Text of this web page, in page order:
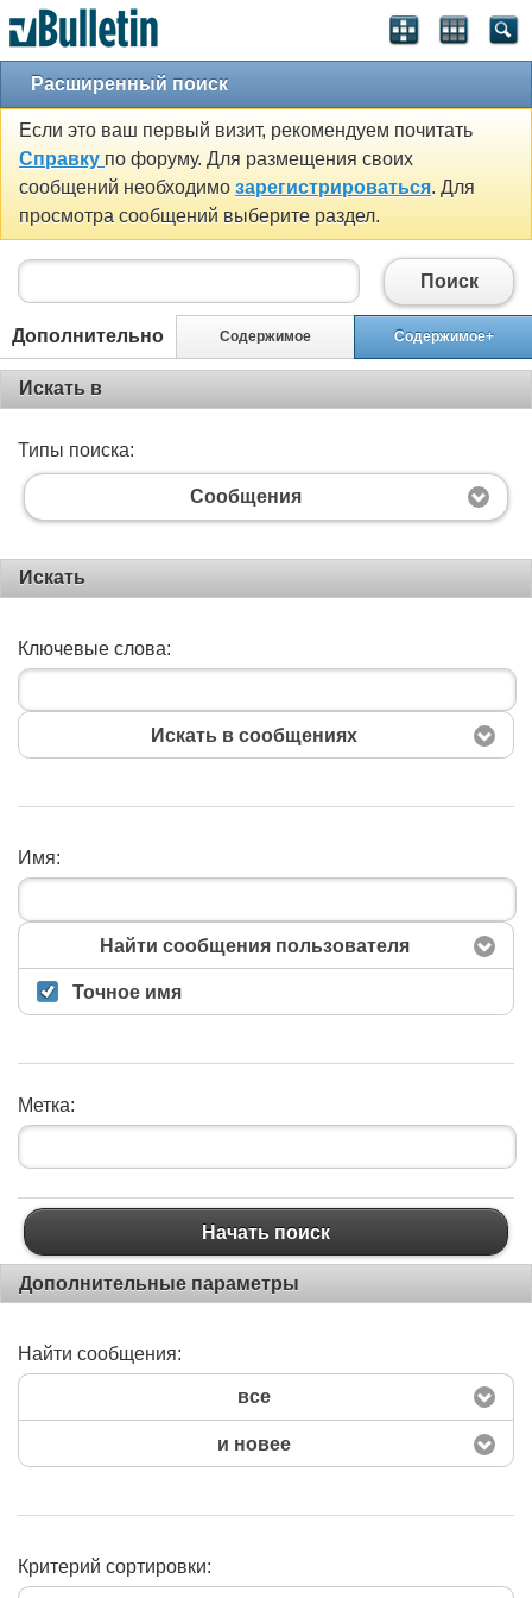
Расширенный поиск
Если это ваш первый визит, рекомендуем почитать
Справку по форуму. Для размещения своих
сообщений необходимо зарегистрироваться. Для
просмотра сообщений выберите раздел.
Поиск
Дополнительно Содержимое Содержимое+
Искать в
Типы поиска:
Сообщения
Искать
Ключевые слова:
Искать в сообщениях
Имя:
Найти сообщения пользователя
Точное имя
Метка:
Начать поиск
Дополнительные параметры
Найти сообщения:
все
и новее
Критерий сортировки: